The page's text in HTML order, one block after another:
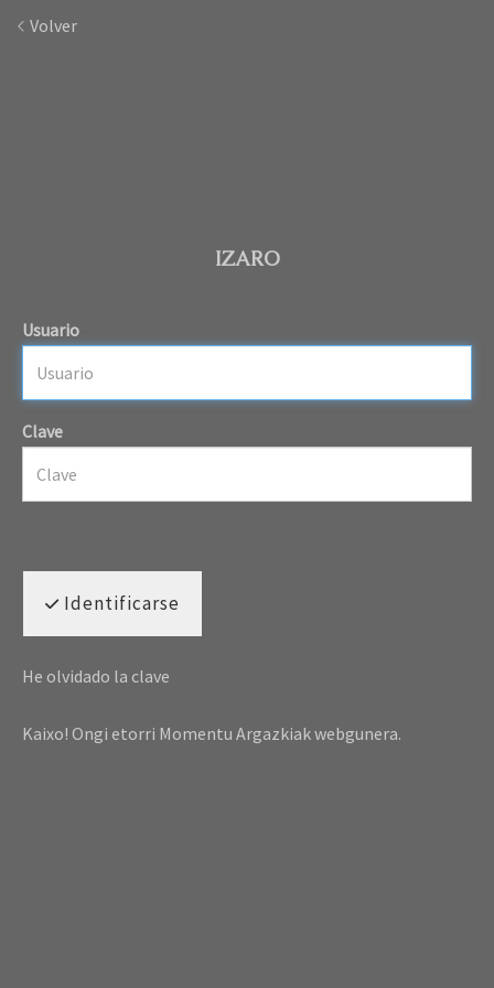
Volver
IZARO
Usuario
Clave
Identificarse
He olvidado la clave
Kaixo! Ongi etorri Momentu Argazkiak webgunera.